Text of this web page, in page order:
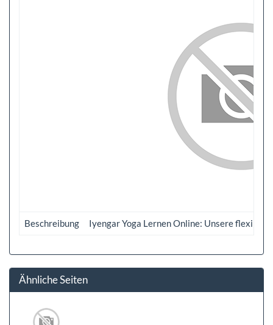
Beschreibung Iyengar Yoga Lernen Online: Unsere
Ähnliche Seiten